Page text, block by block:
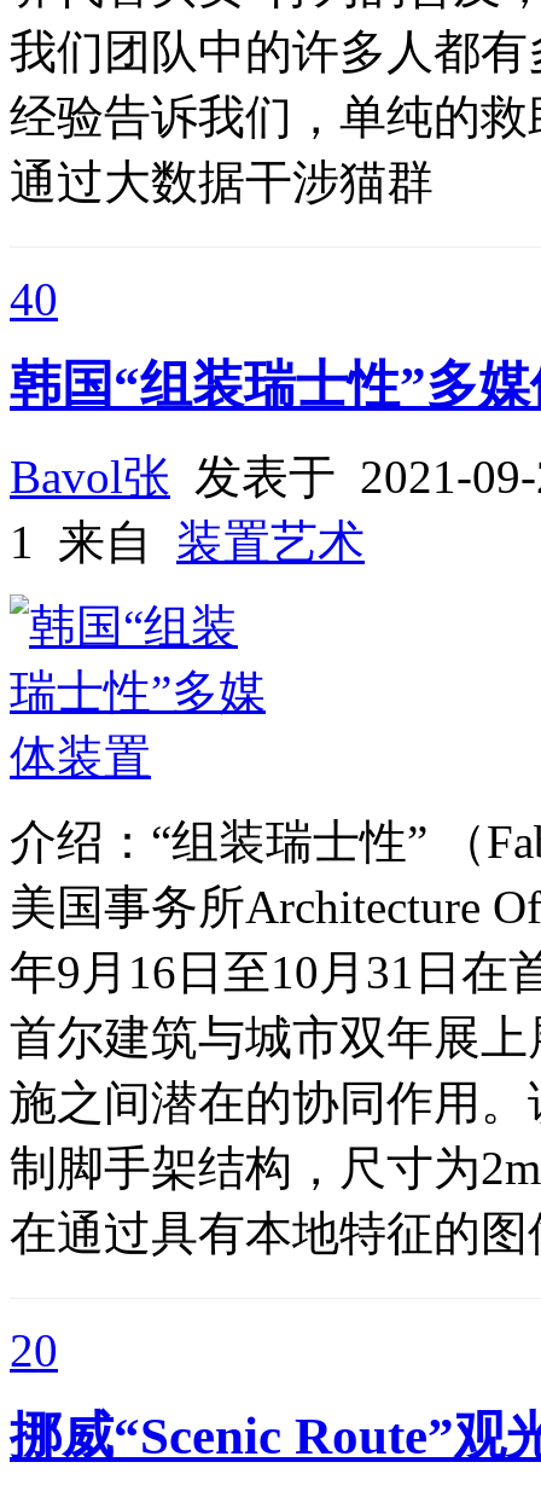
我们团队中的许多人都
经验告诉我们，单纯的
通过大数据干涉猫群
40
韩国“组装瑞士性”多
Bavol张 发表于 2021-
1 来自 装置艺术
介绍：“组装瑞士性” （
美国事务所Architecture
年9月16日至10月31日在
首尔建筑与城市双年展
施之间潜在的协同作用
制脚手架结构，尺寸为
在通过具有本地特征的
20
挪威“Scenic Route”观